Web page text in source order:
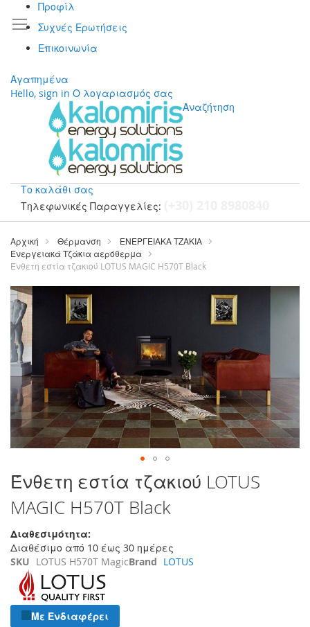
Προφίλ
Συχνές Ερωτήσεις
Επικοινωνία
Αγαπημένα
Hello, sign in Ο λογαριασμός σας
Αναζήτηση
Το καλάθι σας
Τηλεφωνικές Παραγγελίες:
Μετάβαση
περιεχόμενο
Αρχική Θέρμανση
ΕΝΕΡΓΕΙΑΚΑ ΤΖΑΚΙΑ
Ενεργειακά Τζάκια αερόθερμα
Ένθετη εστία τζακιού LOTUS MAGIC H570T Black
Μετάβαση
στο
τέλος
της
συλλογής
εικόνων
Μετάβαση
στην
αρχή
της
συλλογής
εικόνων
Ένθετη εστία τζακιού LOTUS
MAGIC H570T Black
Διαθεσιμότητα:
Διαθέσιμο από 10 έως 30 ημέρες
SKU LOTUS H570T MagicBrand LOTUS
Με Ενδιαφέρει